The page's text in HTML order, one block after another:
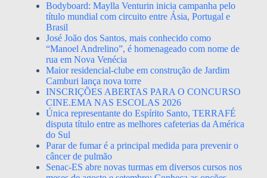
Bodyboard: Maylla Venturin inicia campanha pelo
título mundial com circuito entre Ásia, Portugal e
Brasil
José João dos Santos, mais conhecido como
“Manoel Andrelino”, é homenageado com nome de
rua em Nova Venécia
Maior residencial-clube em construção de Jardim
Camburi lança nova torre
INSCRIÇÕES ABERTAS PARA O CONCURSO
CINE.EMA NAS ESCOLAS 2026
Única representante do Espírito Santo, TERRAFÉ
disputa título entre as melhores cafeterias da América
do Sul
Parar de fumar é a principal medida para prevenir o
câncer de pulmão
Senac-ES abre novas turmas em diversos cursos nos